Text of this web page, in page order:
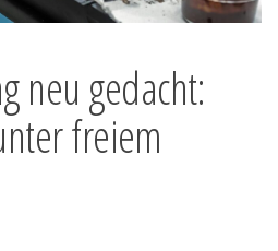
neu gedacht:
freiem